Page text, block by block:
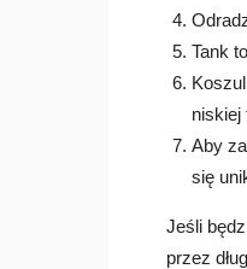
Tank
niskiej
Aby
się
Jeśli
przez